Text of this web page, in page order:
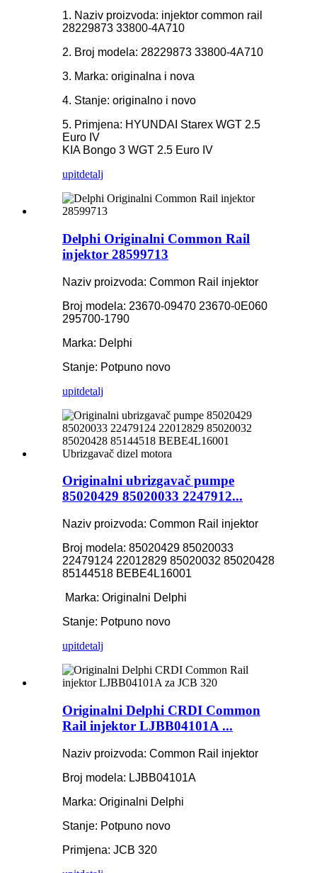
1. Naziv proizvoda: injektor common rail
28229873 33800-4A710
2. Broj modela: 28229873 33800-4A710
3. Marka: originalna i nova
4. Stanje: originalno i novo
5. Primjena: HYUNDAI Starex WGT 2.5
Euro IV
KIA Bongo 3 WGT 2.5 Euro IV
upitdetalj
Delphi Originalni Common Rail
injektor 28599713
Naziv proizvoda: Common Rail injektor
Broj modela: 23670-09470 23670-0E060
295700-1790
Marka: Delphi
Stanje: Potpuno novo
upitdetalj
Originalni ubrizgavač pumpe
85020429 85020033 2247912...
Naziv proizvoda: Common Rail injektor
Broj modela: 85020429 85020033
22479124 22012829 85020032 85020428
85144518 BEBE4L16001
Marka: Originalni Delphi
Stanje: Potpuno novo
upitdetalj
Originalni Delphi CRDI Common
Rail injektor LJBB04101A ...
Naziv proizvoda: Common Rail injektor
Broj modela: LJBB04101A
Marka: Originalni Delphi
Stanje: Potpuno novo
Primjena: JCB 320